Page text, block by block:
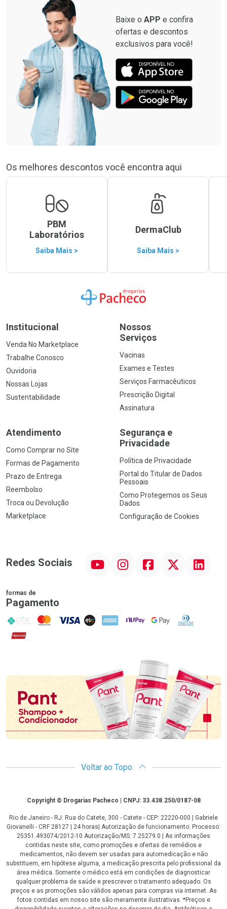
Baixe o APP e confira
ofertas e descontos
exclusivos para você!
Os melhores descontos você encontra aqui
PBM
Laboratórios
Saiba Mais >
DermaClub
Saiba Mais >
Ir para a Home
Institucional
Venda No Marketplace
Trabalhe Conosco
Ouvidoria
Nossas Lojas
Sustentabilidade
Nossos
Serviços
Vacinas
Exames e Testes
Serviços Farmacêuticos
Prescrição Digital
Assinatura
Atendimento
Como Comprar no Site
Formas de Pagamento
Prazo de Entrega
Reembolso
Troca ou Devolução
Marketplace
Segurança e
Privacidade
Política de Privacidade
Portal do Titular de Dados
Pessoais
Como Protegemos os Seus
Dados
Configuração de Cookies
Redes Sociais InstagramFacebook Linkedin
formas de
Pagamento
PIX MasterCard
VISA ELO AMEX NuPay Google PayDiners Club
Hipercard
Promoção em Destaque
Voltar ao Topo
CopyrightCopyright © Drogarias Pacheco | CNPJ: 33.438.250/0187-08
Rio de Janeiro - RJ: Rua do Catete, 300 - Catete - CEP: 22220-000 | Gabriele
Giovanelli - CRF 28127 | 24 horas| Autorização de funcionamento: Processo:
25351.493074/2012-10 Autorização/MS: 7.25279.0 | As informações
contidas neste site, como promoções e ofertas de remédios e
medicamentos, não devem ser usadas para automedicação e não
substituem, em hipótese alguma, a medicação prescrita pelo profissional da
área médica. Somente o médico está em condições de diagnosticar
qualquer problema de saúde e prescrever o tratamento adequado. Os
preços e as promoções são válidos apenas para compras via internet. As
fotos contidas em nosso site são meramente ilustrativas. *Preços e